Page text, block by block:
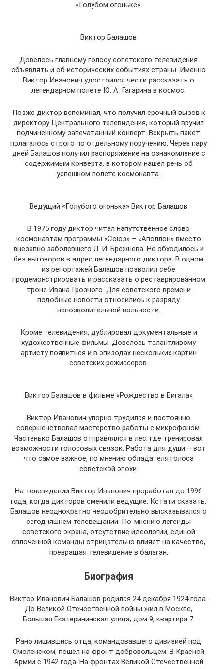
«Голубом огоньке».
Виктор Балашов
Довелось главному голосу советского телевидения
объявлять и об исторических событиях страны. Именно
Виктор Иванович удостоился чести рассказать о
легендарном полете Ю. А. Гагарина в космос.
Позже диктор вспоминал, что получил срочный вызов к
директору Центрального телевидения, который вручил
подчиненному запечатанный конверт. Вскрыть пакет
полагалось строго по отдельному поручению. Через пару
дней Балашов получил распоряжение на ознакомление с
содержимым конверта, в котором нашел речь об
успешном полете космонавта.
Ведущий «Голубого огонька» Виктор Балашов
В 1975 году диктор читал напутственное слово
космонавтам программы «Союз» – «Аполлон» вместо
внезапно заболевшего Л. И. Брежнева. Не обходилось и
без выговоров в адрес легендарного диктора. В одном
из репортажей Балашов позволил себе
продемонстрировать и рассказать о реставрированном
троне Ивана Грозного. Для советского времени
подобные новости относились к разряду
непозволительной вольности.
Кроме телевидения, дублировал документальные и
художественные фильмы. Довелось талантливому
артисту появиться и в эпизодах нескольких картин
советских режиссеров.
Виктор Балашов в фильме «Рождество в Вигала»
Виктор Иванович упорно трудился и постоянно
совершенствовал мастерство работы с микрофоном.
Частенько Балашов отправлялся в лес, где тренировал
возможности голосовых связок. Работа для души – вот
что самое важное, по мнению обладателя голоса
советской эпохи.
На телевидении Виктор Иванович проработал до 1996
года, когда дикторов сменили ведущие. Кстати сказать,
Балашов неоднократно неодобрительно высказывался о
сегодняшнем телевещании. По-мнению легенды
советского экрана, отсутствие идеологии, единой
сплоченной команды отрицательно влияет на качество,
превращая телевидение в балаган.
Биография
Виктор Иванович Балашов родился 24 декабря 1924 года.
До Великой Отечественной войны жил в Москве,
Большая Екатерининская улица, дом 9, квартира 7.
Рано лишившись отца, командовавшего дивизией под
Смоленском, пошёл на фронт добровольцем. В Красной
Армии с 1942 года. На фронтах Великой Отечественной